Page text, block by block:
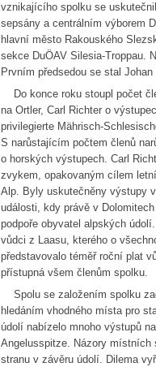
vznikajícího spolku se
sepsány a centrálním výborem
hlavní město Rakouského
sekce DuÖAV Silesia-Troppau.
Prvním předsedou se stal
Do konce roku stoupl počet
na Ortler, Carl Richter o
privilegierte Mährisch-
S narůstajícím počtem členů
o horských výstupech. Carl
zvykem, opakovaným cílem
Alp. Byly uskutečněny výstupy
události, kdy právě v
podpoře obyvatel alpských
vůdci z Laasu, kterého o
představovalo téměř roční plat
přístupná všem členům spolku.
Spolu se založením spolku
hledáním vhodného místa pro
údolí nabízelo mnoho výstupů
Angelusspitze. Názory
stranu v závěru údolí. Dilema